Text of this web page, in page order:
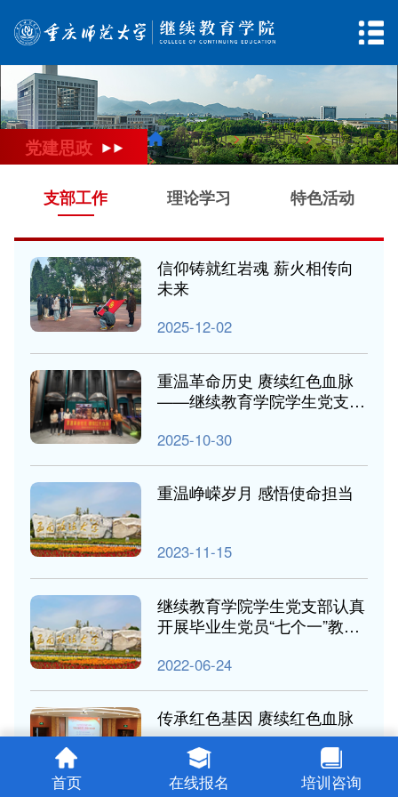
首页 在线报名 培训咨询
党建思政 网站首页>党建思政>支部工作
>
支部工作 理论学习 特色活动
信仰铸就红岩魂 薪火相传向
未来
2025-12-02
重温革命历史 赓续红色血脉
——继续教育学院学生党支部
平》观影活动
2025-10-30
重温峥嵘岁月 感悟使命担当
2023-11-15
继续教育学院学生党支部认真
开展毕业生党员“七个一”教育
2022-06-24
传承红色基因 赓续红色血脉
2022-03-25
网站首页 学院概况
党建思政
同等学力申硕
云课堂